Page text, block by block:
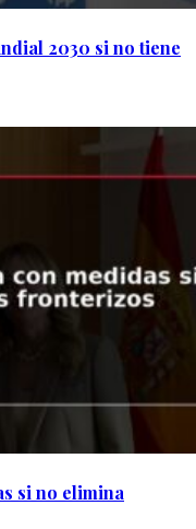
2030 si no tiene
si no elimina